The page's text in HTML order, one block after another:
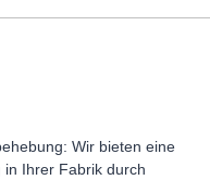
Wir bieten eine
in Ihrer Fabrik durch